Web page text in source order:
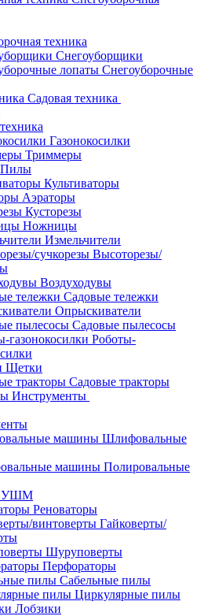
техника
Снегоуборщики
Снегоуборочные
Садовая техника
Газонокосилки
Триммеры
Пилы
Культиваторы
Аэраторы
Кусторезы
Ножницы
Измельчители
Высоторезы/
Воздуходувы
Садовые тележки
Опрыскиватели
Садовые пылесосы
Роботы-
Щетки
Садовые тракторы
Инструменты
Шлифовальные
Полировальные
УШМ
Реноваторы
Гайковерты/
Шуруповерты
Перфораторы
Сабельные пилы
Циркулярные пилы
Лобзики